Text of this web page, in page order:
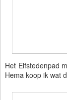
Het Elfstedenpad
Hema koop ik wat